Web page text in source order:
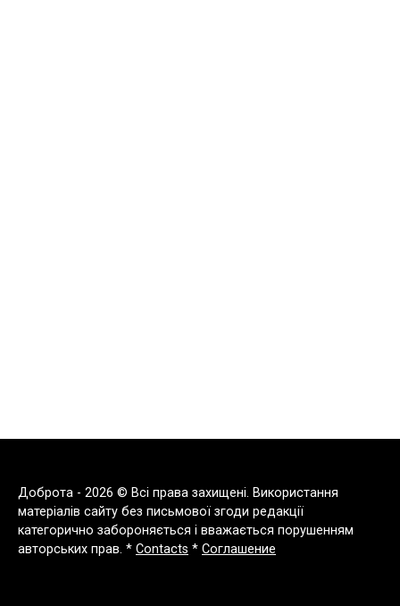
Доброта - 2026 © Всі права захищені. Використання
матеріалів сайту без письмової згоди редакції
категорично забороняється і вважається порушенням
авторських прав. * Contacts * Соглашение